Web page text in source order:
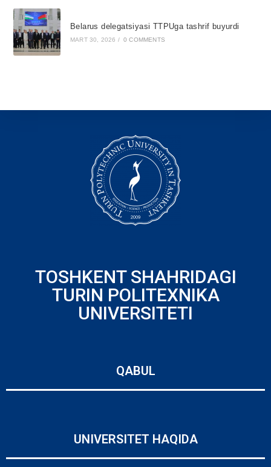
Belarus delegatsiyasi TTPUga tashrif buyurdi
MART 30, 2026 / 0 COMMENTS
TOSHKENT SHAHRIDAGI
TURIN POLITEXNIKA
UNIVERSITETI
QABUL
UNIVERSITET HAQIDA